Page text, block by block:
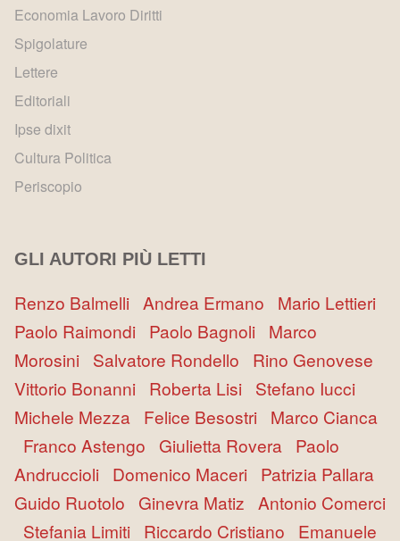
Economia Lavoro Diritti
Spigolature
Lettere
Editoriali
Ipse dixit
Cultura Politica
Periscopio
GLI AUTORI PIÙ LETTI
Renzo Balmelli Andrea Ermano
Mario Lettieri
Paolo Raimondi Paolo Bagnoli Marco
Morosini Salvatore Rondello
Rino Genovese
Vittorio Bonanni Roberta Lisi Stefano Iucci
Michele Mezza Felice Besostri Marco Cianca
Franco Astengo
Giulietta Rovera Paolo
Andruccioli Domenico Maceri Patrizia Pallara
Guido Ruotolo
Ginevra Matiz Antonio Comerci
Stefania Limiti Riccardo Cristiano Emanuele